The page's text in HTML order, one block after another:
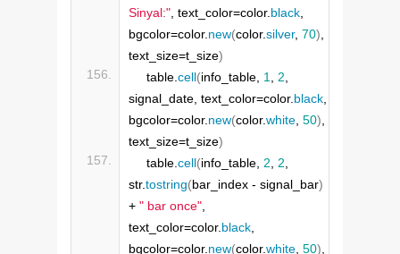
Sinyal:", text_color=color.black,
bgcolor=color.new(color.silver, 70),
text_size=t_size)
    table.
cell(info_table, 1, 2,
signal_date, text_color=color.black,
bgcolor=color.new(color.white, 50),
text_size=t_size)
    table.
cell(info_table, 2, 2,
str.tostring(bar_index - signal_bar)
+ " bar once",
text_color=color.black,
bgcolor=color.new(color.white, 50),